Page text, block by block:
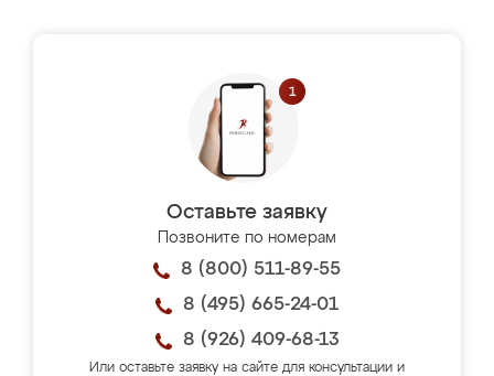
Оставьте заявку
Позвоните по номерам
8 (800) 511-89-55
8 (495) 665-24-01
8 (926) 409-68-13
Или оставьте заявку на сайте для консультации и